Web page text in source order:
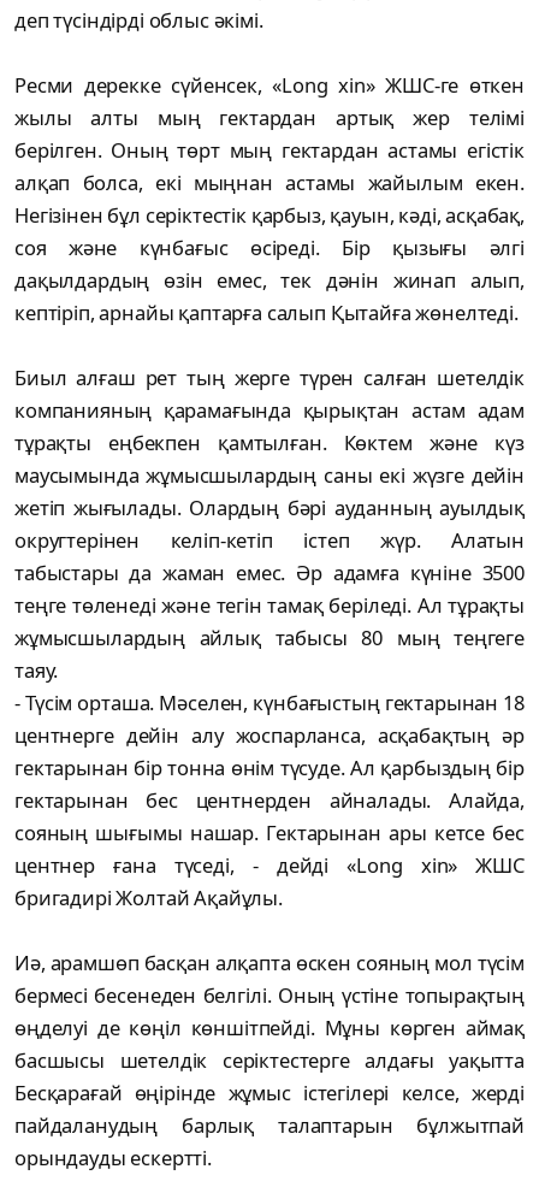
деп түсіндірді облыс әкімі.
Ресми дерекке сүйенсек, «Long xin» ЖШС-ге өткен
жылы алты мың гектардан артық жер телімі
берілген. Оның төрт мың гектардан астамы егістік
алқап болса, екі мыңнан астамы жайылым екен.
Негізінен бұл серіктестік қарбыз, қауын, кәді, асқабақ,
соя және күнбағыс өсіреді. Бір қызығы әлгі
дақылдардың өзін емес, тек дәнін жинап алып,
кептіріп, арнайы қаптарға салып Қытайға жөнелтеді.
Биыл алғаш рет тың жерге түрен салған шетелдік
компанияның қарамағында қырықтан астам адам
тұрақты еңбекпен қамтылған. Көктем және күз
маусымында жұмысшылардың саны екі жүзге дейін
жетіп жығылады. Олардың бәрі ауданның ауылдық
округтерінен келіп-кетіп істеп жүр. Алатын
табыстары да жаман емес. Әр адамға күніне 3500
теңге төленеді және тегін тамақ беріледі. Ал тұрақты
жұмысшылардың айлық табысы 80 мың теңгеге
таяу.
- Түсім орташа. Мәселен, күнбағыстың гектарынан 18
центнерге дейін алу жоспарланса, асқабақтың әр
гектарынан бір тонна өнім түсуде. Ал қарбыздың бір
гектарынан бес центнерден айналады. Алайда,
сояның шығымы нашар. Гектарынан ары кетсе бес
центнер ғана түседі, - дейді «Long xin» ЖШС
бригадирі Жолтай Ақайұлы.
Иә, арамшөп басқан алқапта өскен сояның мол түсім
бермесі бесенеден белгілі. Оның үстіне топырақтың
өңделуі де көңіл көншітпейді. Мұны көрген аймақ
басшысы шетелдік серіктестерге алдағы уақытта
Бесқарағай өңірінде жұмыс істегілері келсе, жерді
пайдаланудың барлық талаптарын бұлжытпай
орындауды ескертті.